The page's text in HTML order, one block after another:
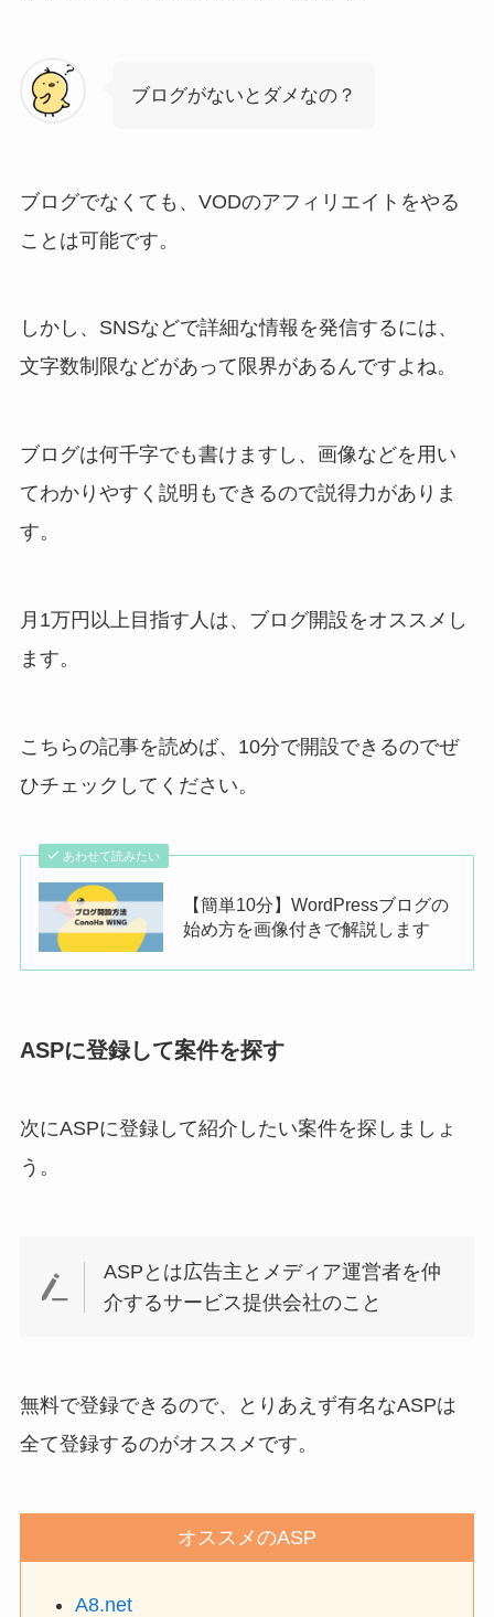
ブログがないとダメなの？
ブログでなくても、VODのアフィリエイトをやる
ことは可能です。
しかし、SNSなどで詳細な情報を発信するには、
文字数制限などがあって限界があるんですよね。
ブログは何千字でも書けますし、画像などを用い
てわかりやすく説明もできるので説得力がありま
す。
月1万円以上目指す人は、ブログ開設をオススメし
ます。
こちらの記事を読めば、10分で開設できるのでぜ
ひチェックしてください。
あわせて読みたい
【簡単10分】WordPressブログの
始め方を画像付きで解説します
ASPに登録して案件を探す
次にASPに登録して紹介したい案件を探しましょ
う。
ASPとは広告主とメディア運営者を仲
介するサービス提供会社のこと
無料で登録できるので、とりあえず有名なASPは
全て登録するのがオススメです。
オススメのASP
A8.net